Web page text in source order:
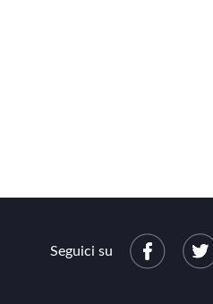
Seguici su